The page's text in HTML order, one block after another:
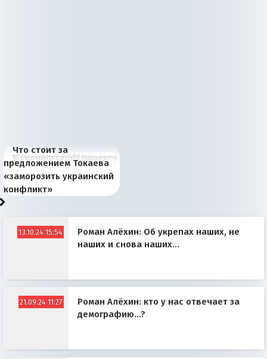
В России назрели
перемены: 15 шагов к
суверенной экономике
Миграционный пожар
Европы
Россия начинает
сбрасывать балласт
Анкориджа
Россия зимой 1904
года: первые уступки во
внутренней политике
Русская нация вчера и
сегодня
Почему правый крах в
Варшаве не поможет её
отношениям с Россией?
Место Науру / Науэро в
современной истории
Южной Осетии
У сионистского проекта
появилось украинское
измерение
Что стоит за
предложением Токаева
«заморозить украинский
конфликт»
13.10.24 15:54
Роман Алёхин: Об укрепах наших, не
наших и снова наших...
21.09.24 11:27
Роман Алёхин: кто у нас отвечает за
демографию...?